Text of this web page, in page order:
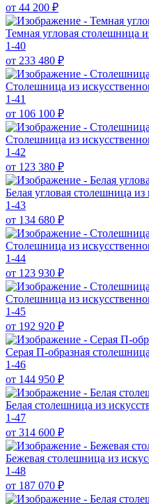
от 44 200 ₽
Темная угловая столешница
1-40
от 233 480 ₽
Столешница из
1-41
от 106 100 ₽
Столешница из
1-42
от 123 380 ₽
Белая угловая столешница
1-43
от 134 680 ₽
Столешница из
1-44
от 123 930 ₽
Столешница из
1-45
от 192 920 ₽
Серая П-образная
1-46
от 144 950 ₽
Белая столешница из
1-47
от 314 600 ₽
Бежевая столешница из
1-48
от 187 070 ₽